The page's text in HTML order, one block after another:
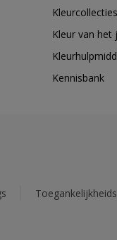
Kleurcollecties
Kleur van het
Kennisbank